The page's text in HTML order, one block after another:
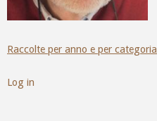
Raccolte per anno e per categoria
Log in